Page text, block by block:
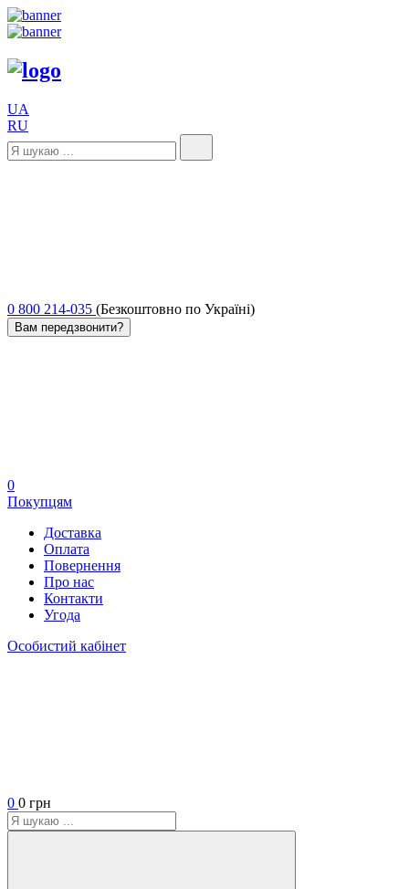
UA
RU
0 800 214-035 (Безкоштовно по Україні)
Вам передзвонити?
0
Покупцям
Доставка
Оплата
Повернення
Про нас
Контакти
Угода
Особистий кабінет
0 0 грн